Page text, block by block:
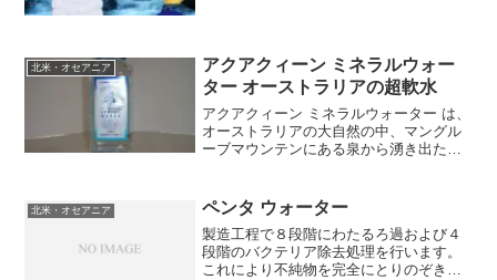
ス フィールド □名称ミ...
北米・オセアニア
アクアクィーン ミネラルウォー
ター オーストラリアの超軟水
アクアクィーン ミネラルウォーター は、
オーストラリアの大自然の中、マングル
ーブマウンテンにある泉から湧き出たこ
な飲み口が特徴の超軟水です。※現在､在
庫がありません。ア...
北米・オセアニア ペンタ ウォーター
製造工程で８段階にわたるろ過および４
段階のバクテリア除去処理を行います。
これにより不純物を完全にとりのぞき通